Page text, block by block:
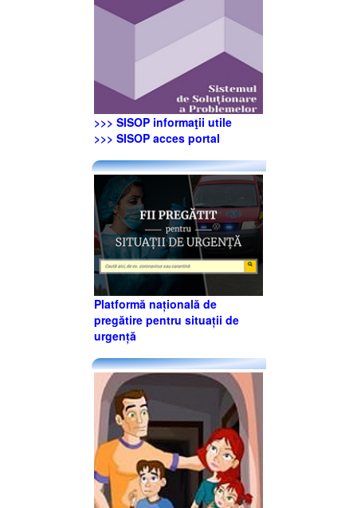
>>> SISOP informaţii utile
>>> SISOP acces portal
Platformă națională de
pregătire pentru situații de
urgență